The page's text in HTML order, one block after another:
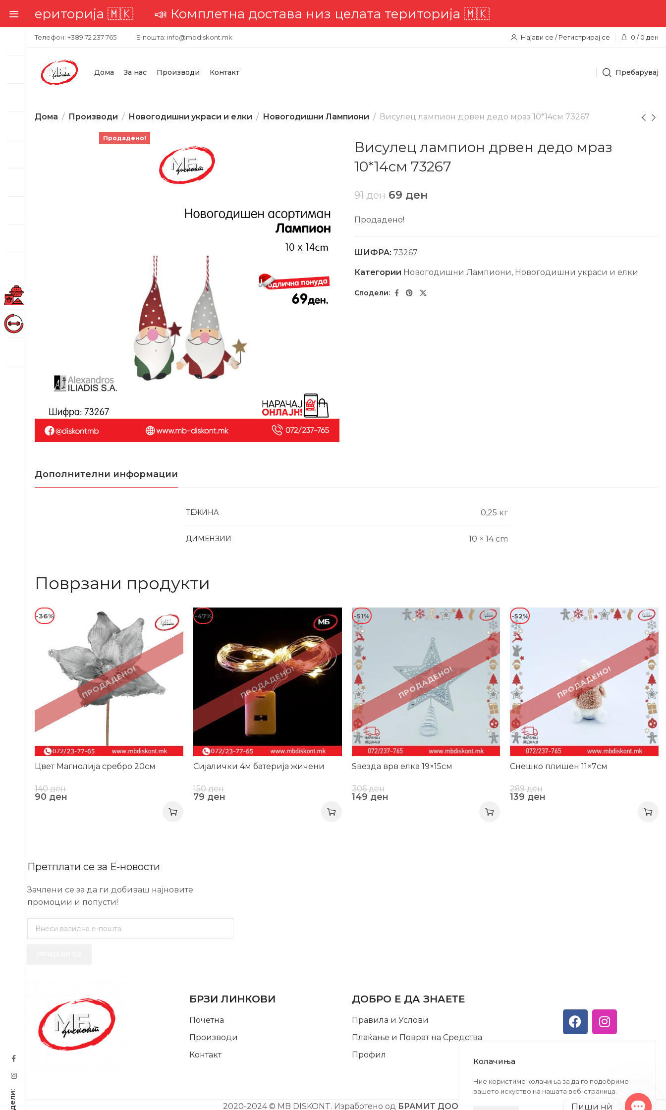
територија 🇲🇰📣 Комплетна достава низ целата територија 🇲🇰
Телефон: +389 72 237 765 Е-пошта: info@mbdiskont.mk Најави се / Регистрирај се 0 / 0 ден
Дома За нас Производи Контакт Пребарувај
Дома Производи Новогодишни украси и елки Новогодишни Лампиони Висулец лампион дрвен дедо мраз 10*14см 73267
Продадено!
Висулец лампион дрвен дедо мраз
10*14см 73267
91ден 69 ден
Продадено!
ШИФРА: 73267
Категории Новогодишни Лампиони, Новогодишни украси и елки
Дополнителни информации
ТЕЖИНА 0,25 кг
ДИМЕНЗИИ 10 × 14 cm
Поврзани продукти
ПРОДАДЕНО!
-36%
Цвет Магнолија сребро 20см
140ден
90 ден
ПРОДАДЕНО!
-47%
Сијалички 4м батерија жичени
150ден
79 ден
ПРОДАДЕНО!
-51%
Ѕвезда врв елка 19×15см
306ден
149 ден
ПРОДАДЕНО!
-52%
Снешко плишен 11×7см
289ден
139 ден
Претплати се за Е-новости
Зачлени се за да ги добиваш најновите
промоции и попусти!
БРЗИ ЛИНКОВИ
Почетна
Производи
Контакт
ДОБРО Е ДА ЗНАЕТЕ
Правила и Услови
Плаќање и Поврат на Средства
Профил
2020-2024 © MB DISKONT. Изработено од БРАМИТ ДООЕЛ
Колачиња
Ние користиме колачиња за да го подобриме
вашето искуство на нашата веб-страница.
Пиши нѝ